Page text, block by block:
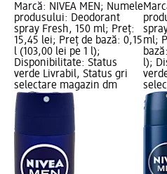
Marcă: NIVEA MEN; Numele
produsului: Deodorant
spray Fresh, 150 ml; Preț:
15,45 lei; Preț de bază: 0,15
l (103,00 lei pe 1 l);
Disponibilitate: Status
verde Livrabil, Status gri
selectare magazin dm
ml;
l);